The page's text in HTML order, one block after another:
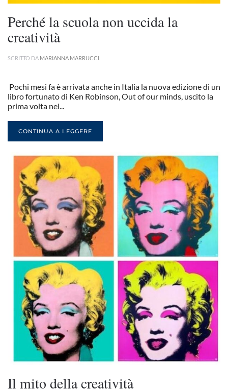
Perché la scuola non uccida la
creatività
SCRITTO DA MARIANNA MARRUCCI
Pochi mesi fa è arrivata anche in Italia la nuova edizione di un
libro fortunato di Ken Robinson, Out of our minds, uscito la
prima volta nel...
CONTINUA A LEGGERE
Il mito della creatività